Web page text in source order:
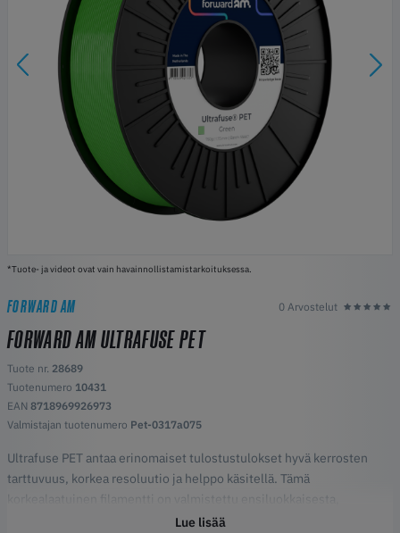
*Tuote- ja videot ovat vain havainnollistamistarkoituksessa.
FORWARD AM 0 Arvostelut
FORWARD AM ULTRAFUSE PET
Tuote nr. 28689
Tuotenumero 10431
EAN 8718969926973
Valmistajan tuotenumero Pet-0317a075
Ultrafuse PET antaa erinomaiset tulostustulokset hyvä kerrosten
tarttuvuus, korkea resoluutio ja helppo käsitellä. Tämä
korkealaatuinen filamentti on valmistettu ensiluokkaisesta,
elintarvikehyväksytystä PETstä (polyeteenitereftalaatti).
Lue lisää